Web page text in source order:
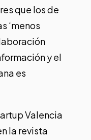
que los de
‘menos
y el
es
Valencia
la revista